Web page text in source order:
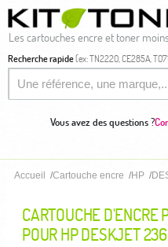
Les cartouches encre et toner
Recherche rapide(ex: TN2220, CE285A,
Vous avez des questions ?
Accueil Cartouche encre HP
CARTOUCHE D'ENCRE
POUR HP DESKJET